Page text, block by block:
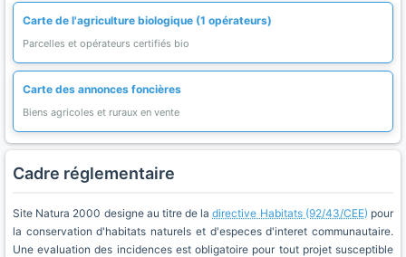
Carte de l'agriculture biologique (1 opérateurs)
Parcelles et opérateurs certifiés bio
Carte des annonces foncières
Biens agricoles et ruraux en vente
Cadre réglementaire
Site Natura 2000 designe au titre de ladirective Habitats (92/43/CEE) pour
la conservation d'habitats naturels et d'especes d'interet communautaire.
Une evaluation des incidences est obligatoire pour tout projet susceptible